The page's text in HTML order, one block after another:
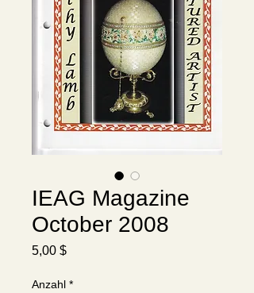
IEAG Magazine
October 2008
5,00 $Preis
Anzahl *
USEnglish